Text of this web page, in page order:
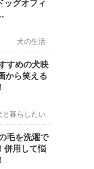
ッグオフィ
犬の生活
すめの犬映
から笑える
と暮らしたい
毛を洗濯で
併用して悩